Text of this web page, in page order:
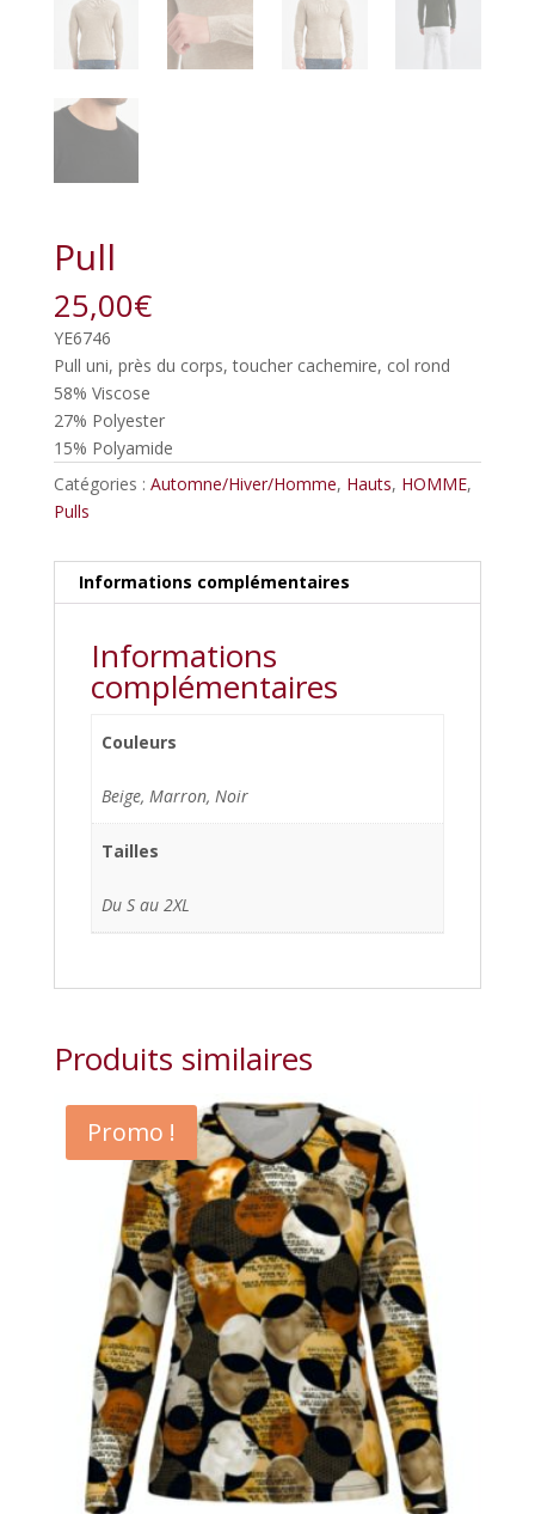
Pull
25,00€
YE6746
Pull uni, près du corps, toucher cachemire, col rond
58% Viscose
27% Polyester
15% Polyamide
Catégories : Automne/Hiver/Homme, Hauts, HOMME,
Pulls
Informations complémentaires
Informations
complémentaires
Couleurs
Beige, Marron, Noir
Tailles
Du S au 2XL
Produits similaires
Promo !